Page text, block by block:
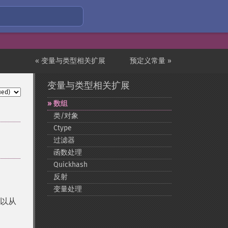
预定义常量 »
« 变量与类型相关扩展
从
变量与类型相关扩展
数组
类/对象
Ctype
过滤器
函数处理
Quickhash
反射
变量处理